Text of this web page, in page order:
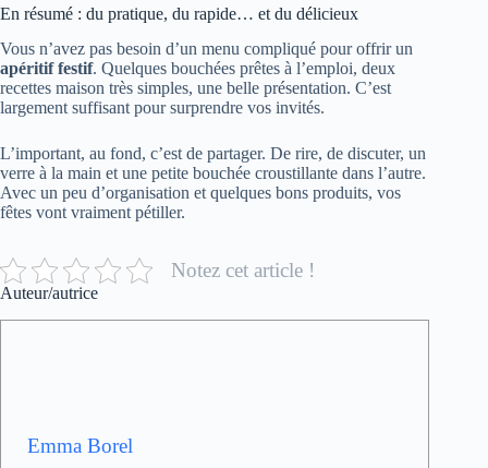
En résumé : du pratique, du rapide… et du délicieux
Vous n’avez pas besoin d’un menu compliqué pour offrir un
apéritif festif. Quelques bouchées prêtes à l’emploi, deux
recettes maison très simples, une belle présentation. C’est
largement suffisant pour surprendre vos invités.
L’important, au fond, c’est de partager. De rire, de discuter, un
verre à la main et une petite bouchée croustillante dans l’autre.
Avec un peu d’organisation et quelques bons produits, vos
fêtes vont vraiment pétiller.
Notez cet article !
Auteur/autrice
Emma Borel